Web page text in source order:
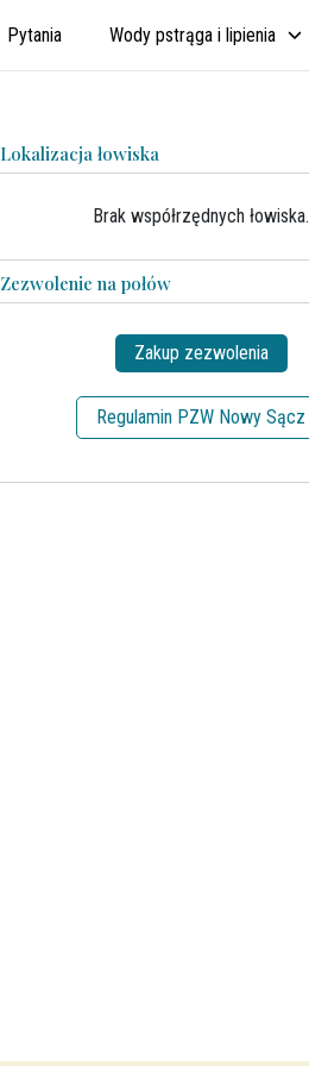
Pytania Wody pstrąga i lipienia
Lokalizacja łowiska
Brak współrzędnych łowiska.
Zezwolenie na połów
Zakup zezwolenia
Regulamin PZW Nowy Sącz